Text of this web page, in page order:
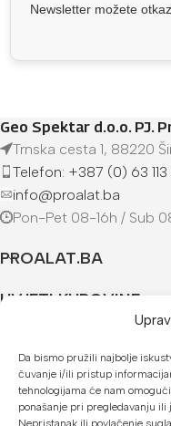
Da bismo pružili najbolje
čuvanje i/ili pristup
tehnologijama će nam
ponašanje pri pregledavanju
Nepristanak ili povlačenje
Newsletter možete
Geo Spektar d.o.o. PJ.
Trnska cesta 1, 88220
Telefon: +387 (0) 63 113
info@proalat.ba
Pon-Pet 08-16h / Sub
PROALAT.BA
UVJETI KUPOVINE
U našoj web trgovini
Kreditnim karticama